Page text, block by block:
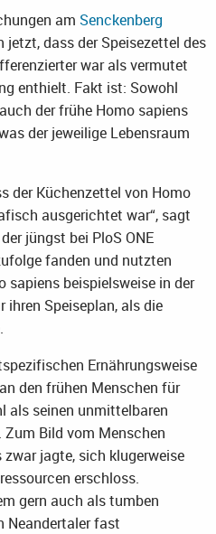
am Senckenberg
jetzt, dass der Speisezettel des
war als vermutet
enthielt. Fakt ist: Sowohl
der frühe Homo sapiens
der jeweilige Lebensraum
der Küchenzettel von Homo
ausgerichtet war“, sagt
jüngst bei PloS ONE
fanden und nutzten
sapiens beispielsweise in der
ihren Speiseplan, als die
Ernährungsweise
den frühen Menschen für
als seinen unmittelbaren
Zum Bild vom Menschen
jagte, sich klugerweise
erschloss.
gern auch als tumben
Neandertaler fast